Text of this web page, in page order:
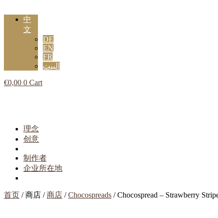
中
文
DE
EN
FR
البيت
€0,00 0 Cart
理念
创意
制作者
企业所在地
首页 / 商店 /商店 /Chocospreads / Chocospread – Strawberry